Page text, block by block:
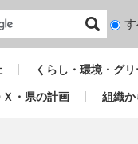
検
対
くらし・環境・グ
・県の計画 組織